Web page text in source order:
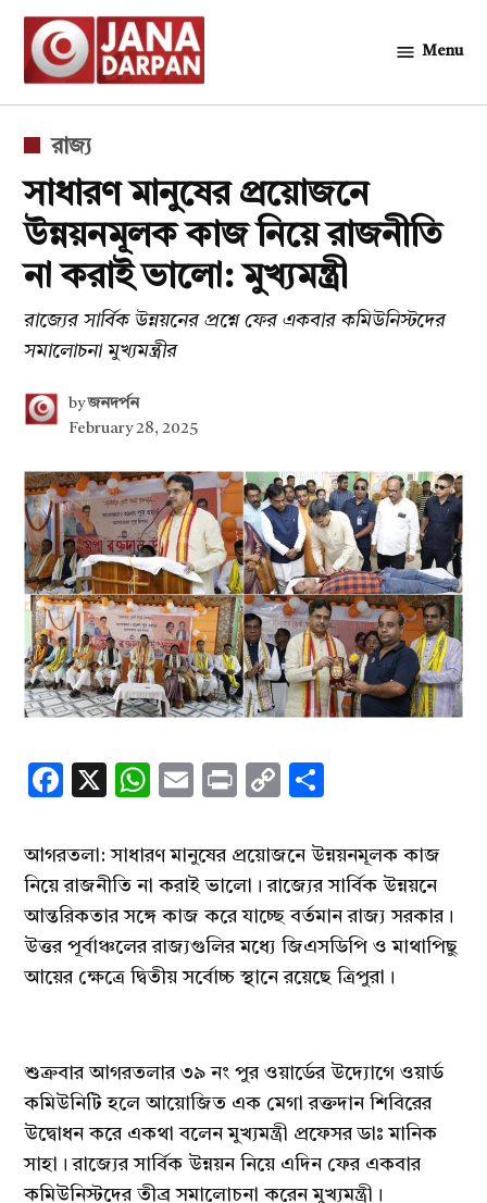
Skip
content
Menu
POSTED
IN
রাজ্য
সাধারণ মানুষের প্রয়োজনে
উন্নয়নমূলক কাজ নিয়ে রাজনীতি
না করাই ভালো: মুখ্যমন্ত্রী
রাজ্যের সার্বিক উন্নয়নের প্রশ্নে ফের একবার কমিউনিস্টদের
সমালোচনা মুখ্যমন্ত্রীর
by জনদর্পন
February 28, 2025
Facebook
X WhatsApp
EmailPrintCopy
আগরতলা: সাধারণ মানুষের প্রয়োজনে উন্নয়নমূলক কাজ
নিয়ে রাজনীতি না করাই ভালো। রাজ্যের সার্বিক উন্নয়নে
আন্তরিকতার সঙ্গে কাজ করে যাচ্ছে বর্তমান রাজ্য সরকার।
উত্তর পূর্বাঞ্চলের রাজ্যগুলির মধ্যে জিএসডিপি ও মাথাপিছু
আয়ের ক্ষেত্রে দ্বিতীয় সর্বোচ্চ স্থানে রয়েছে ত্রিপুরা।
শুক্রবার আগরতলার ৩৯ নং পুর ওয়ার্ডের উদ্যোগে ওয়ার্ড
কমিউনিটি হলে আয়োজিত এক মেগা রক্তদান শিবিরের
উদ্বোধন করে একথা বলেন মুখ্যমন্ত্রী প্রফেসর ডাঃ মানিক
সাহা। রাজ্যের সার্বিক উন্নয়ন নিয়ে এদিন ফের একবার
কমিউনিস্টদের তীব্র সমালোচনা করেন মুখ্যমন্ত্রী।